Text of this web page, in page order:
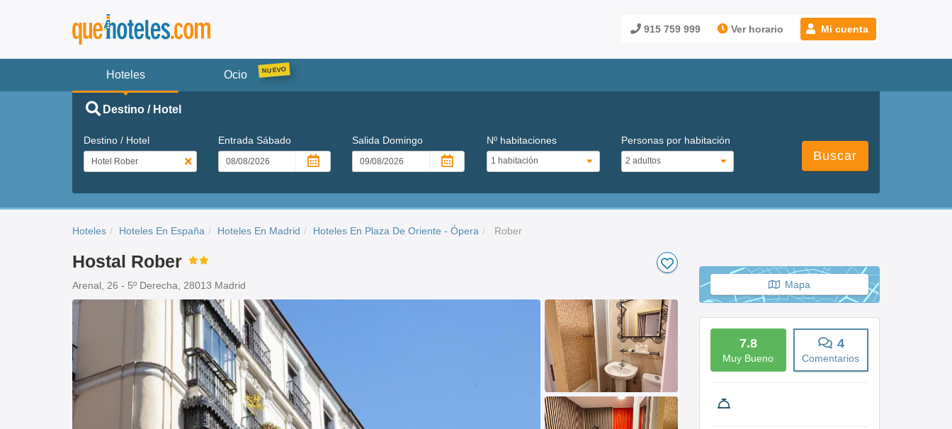
915 759 999 Ver horario Mi cuenta
Hoteles Ocio
Destino / Hotel
Destino / Hotel Entrada Sábado Salida Domingo Nº habitaciones Personas por habitación
Buscar
Hoteles Hoteles En España Hoteles En Madrid Hoteles En Plaza De Oriente - Ópera Rober
Hostal Rober
Arenal, 26 - 5º Derecha, 28013 Madrid Mapa
7.8
Muy Bueno
4
Comentarios